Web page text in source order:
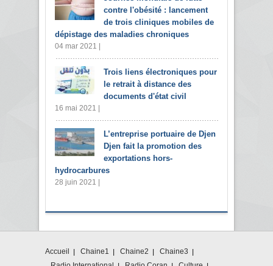
contre l'obésité : lancement
de trois cliniques mobiles de
dépistage des maladies chroniques
04 mar 2021 |
Trois liens électroniques pour
le retrait à distance des
documents d'état civil
16 mai 2021 |
L’entreprise portuaire de Djen
Djen fait la promotion des
exportations hors-
hydrocarbures
28 juin 2021 |
Accueil Chaine1 Chaine2
Chaine3